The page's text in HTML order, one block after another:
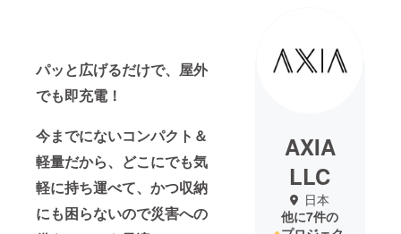
パッと広げるだけで、屋外
でも即充電！
今までにないコンパクト＆
軽量だから、どこにでも気
軽に持ち運べて、かつ収納
にも困らないので災害への
AXIA
LLC
日本
他に7件の